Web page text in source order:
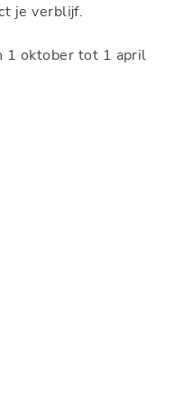
je verblijf.
1 oktober tot 1 april